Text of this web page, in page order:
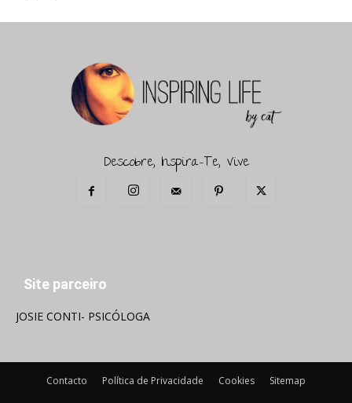
Descobre, Inspira-Te, Vive
Site parceiro
JOSIE CONTI- PSICÓLOGA
Contacto Política de Privacidade Cookies Sitemap